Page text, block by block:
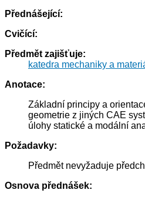
Přednášející:
Cvičící:
Předmět zajišťuje:
katedra mechaniky a
Anotace:
Základní principy a
geometrie z jiných CAE
úlohy statické a modální
Požadavky:
Předmět nevyžaduje
Osnova přednášek: